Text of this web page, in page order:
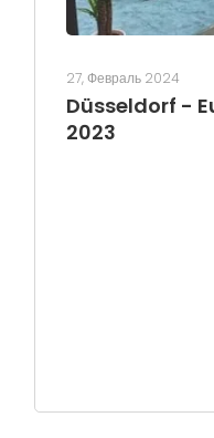
27, Февраль 2024
Düsseldorf -
2023